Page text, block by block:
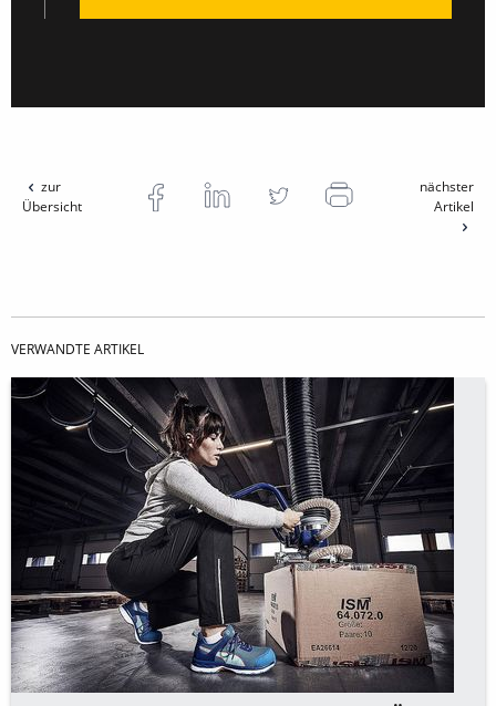
zur
Übersicht
nächster
Artikel
VERWANDTE ARTIKEL